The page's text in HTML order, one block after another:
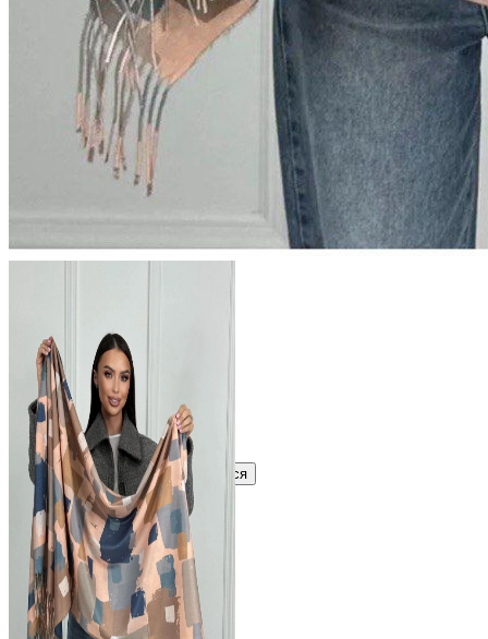
В розницу
Узнать оптовую цену сейчас
Войти Зарегистрироваться
Оптом
Цвет: